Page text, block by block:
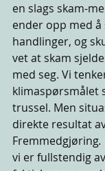
en slags skam-
ender opp med å
handlinger, og
vet at skam
med seg. Vi
klimaspørsmålet
trussel. Men
direkte resultat
Fremmedgjøring.
vi er fullstendig